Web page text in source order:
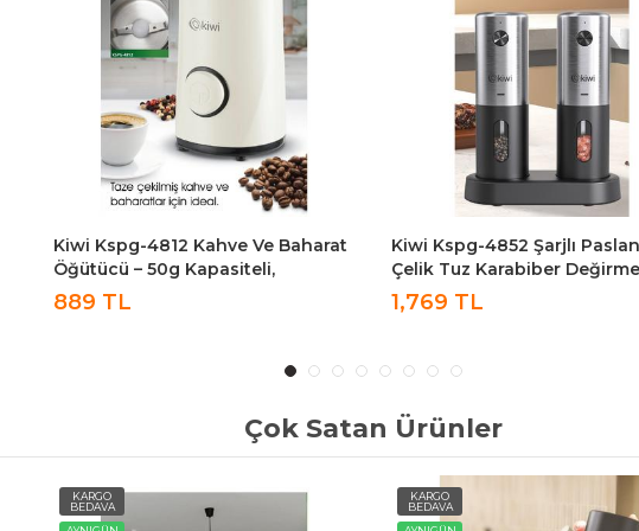
Kiwi Kspg-4852 Şarjlı Paslanmaz
Çelik Tuz Karabiber Değirmeni
Otomatik Baharat Öğütücü 2li
Paket
1,769 TL
KWP 8513 Otomatik Elektrikli
Damacana Su Pompası
KWP-8513
299 TL
Çok Satan Ürünler
KARGO
BEDAVA
KARGO
BEDAVA